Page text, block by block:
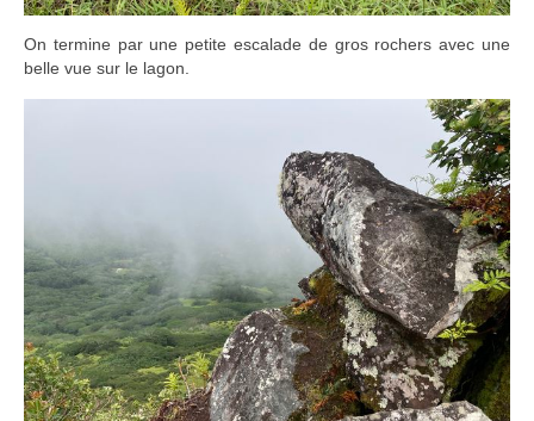
On termine par une petite escalade de gros rochers avec une
belle vue sur le lagon.